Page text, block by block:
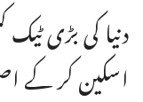
دنیا کی بڑی
اسکین کر کے